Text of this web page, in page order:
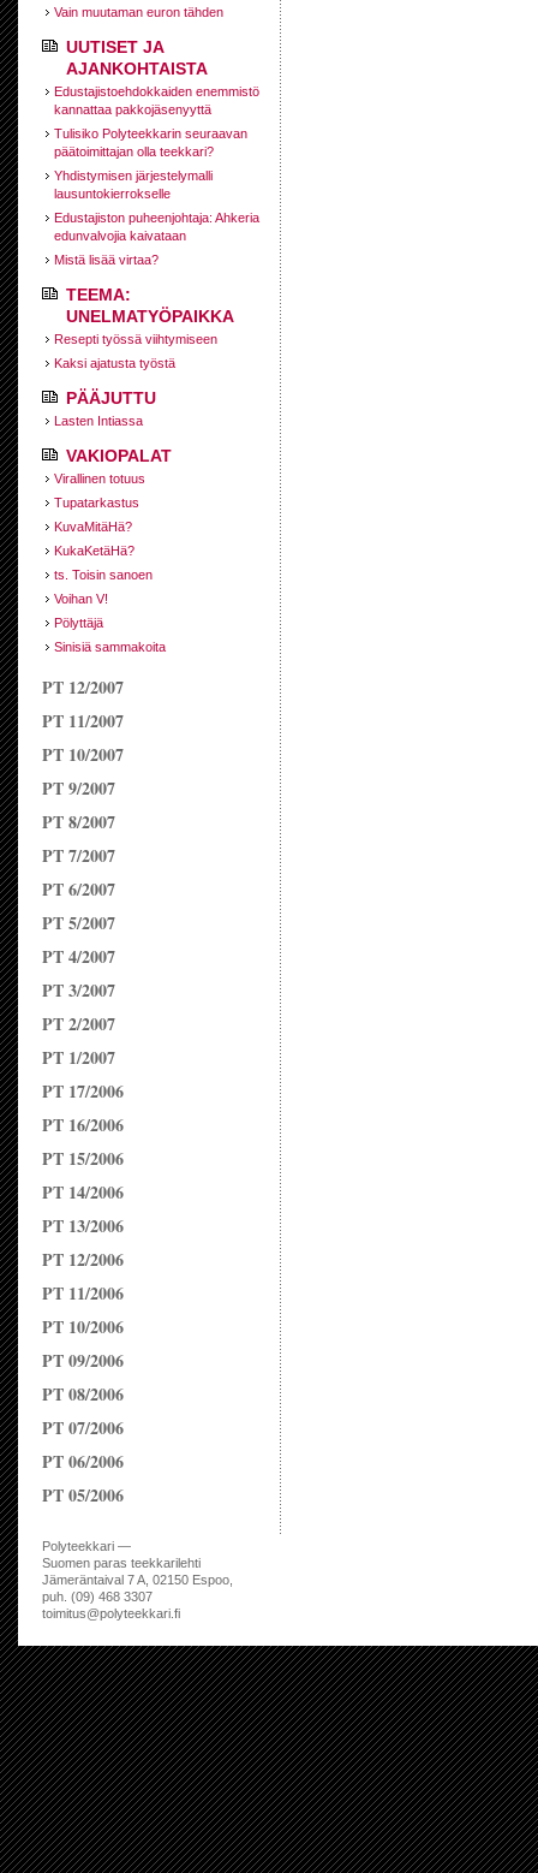
Vain muutaman euron tähden
UUTISET JA
AJANKOHTAISTA
Edustajistoehdokkaiden enemmistö
kannattaa pakkojäsenyyttä
Tulisiko Polyteekkarin seuraavan
päätoimittajan olla teekkari?
Yhdistymisen järjestelymalli
lausuntokierrokselle
Edustajiston puheenjohtaja: Ahkeria
edunvalvojia kaivataan
Mistä lisää virtaa?
TEEMA:
UNELMATYÖPAIKKA
Resepti työssä viihtymiseen
Kaksi ajatusta työstä
PÄÄJUTTU
Lasten Intiassa
VAKIOPALAT
Virallinen totuus
Tupatarkastus
KuvaMitäHä?
KukaKetäHä?
ts. Toisin sanoen
Voihan V!
Pölyttäjä
Sinisiä sammakoita
PT 12/2007
PT 11/2007
PT 10/2007
PT 9/2007
PT 8/2007
PT 7/2007
PT 6/2007
PT 5/2007
PT 4/2007
PT 3/2007
PT 2/2007
PT 1/2007
PT 17/2006
PT 16/2006
PT 15/2006
PT 14/2006
PT 13/2006
PT 12/2006
PT 11/2006
PT 10/2006
PT 09/2006
PT 08/2006
PT 07/2006
PT 06/2006
PT 05/2006
Polyteekkari —
Suomen paras teekkarilehti
Jämeräntaival 7 A, 02150 Espoo,
puh. (09) 468 3307
toimitus@polyteekkari.fi